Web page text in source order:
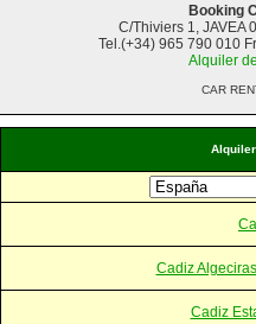
Cadiz
Cadiz
Booking
C/Thiviers 1, JAVEA
Tel.(+34) 965 790 010
Alquiler
CAR